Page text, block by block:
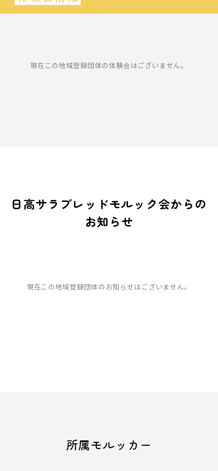
現在この地域登録団体の体験会はございません。
日高サラブレッドモルック会からの
お知らせ
現在この地域登録団体のお知らせはございません。
所属モルッカー